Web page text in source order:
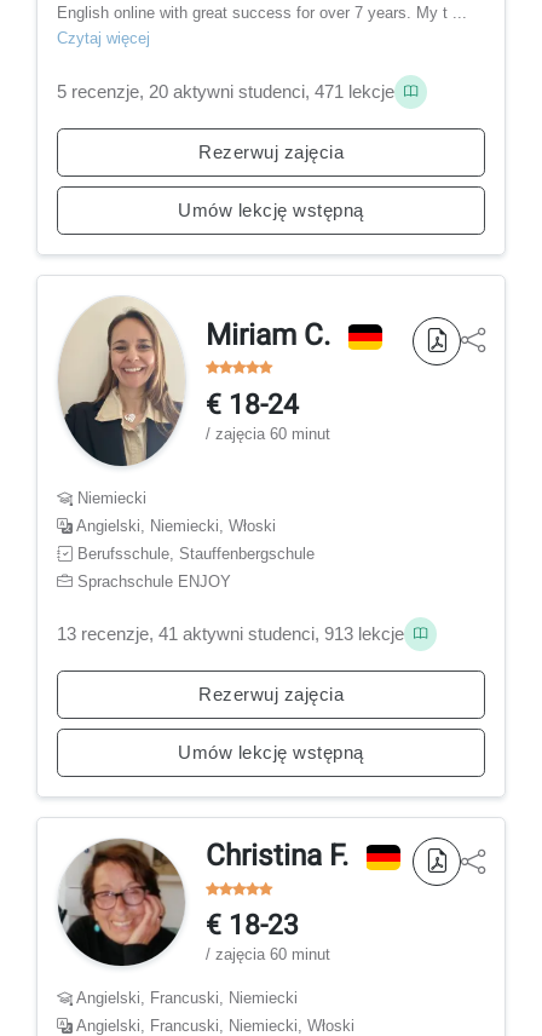
English online with great success for over 7 years. My t ...
Czytaj więcej
5 recenzje, 20 aktywni studenci, 471 lekcje
Rezerwuj zajęcia
Umów lekcję wstępną
Miriam C.
€ 18-24
/ zajęcia 60 minut
Niemiecki
Angielski, Niemiecki, Włoski
Berufsschule, Stauffenbergschule
Sprachschule ENJOY
13 recenzje, 41 aktywni studenci, 913 lekcje
Rezerwuj zajęcia
Umów lekcję wstępną
Christina F.
€ 18-23
/ zajęcia 60 minut
Angielski, Francuski, Niemiecki
Angielski, Francuski, Niemiecki, Włoski